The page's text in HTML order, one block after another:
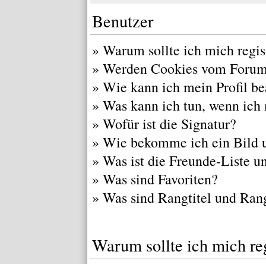
Benutzer
» Warum sollte ich mich
» Werden Cookies vom
» Wie kann ich mein Profil
» Was kann ich tun, wenn ich
» Wofür ist die Signatur?
» Wie bekomme ich ein Bild
» Was ist die Freunde-Liste
» Was sind Favoriten?
» Was sind Rangtitel und
Warum sollte ich mich